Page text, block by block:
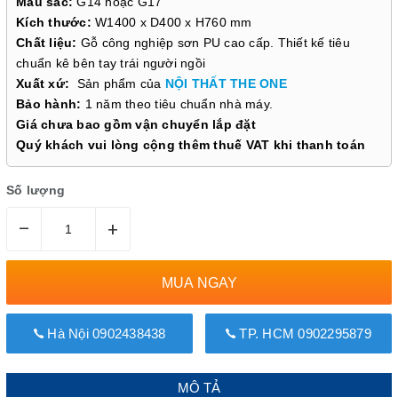
Kích thước: W1400 x D400 x H760 mm
Chất liệu: Gỗ công nghiệp sơn PU cao cấp. Thiết kế tiêu
chuẩn kê bên tay trái người ngồi
Xuất xứ:
Sản phẩm của NỘI THẤT THE ONE
Bảo hành: 1 năm theo tiêu chuẩn nhà máy.
Giá chưa bao gồm vận chuyển lắp đặt
Quý khách vui lòng cộng thêm thuế VAT khi thanh toán
Số lượng
– +
MUA NGAY
Hà Nội 0902438438 TP. HCM 0902295879
MÔ TẢ